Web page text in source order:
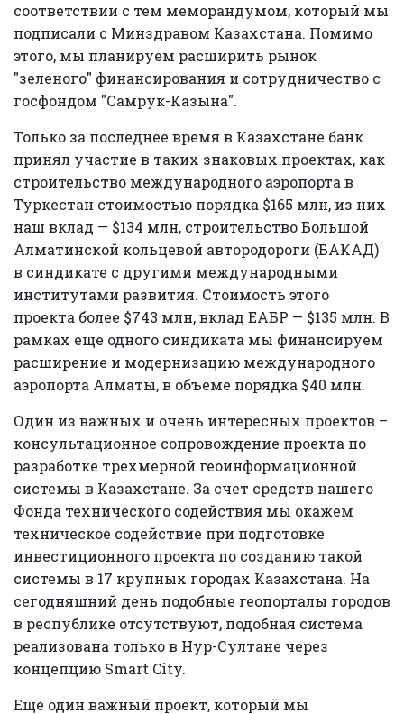
соответствии с тем меморандумом, который мы
подписали с Минздравом Казахстана. Помимо
этого, мы планируем расширить рынок
"зеленого" финансирования и сотрудничество с
госфондом "Самрук-Казына".
Только за последнее время в Казахстане банк
принял участие в таких знаковых проектах, как
строительство международного аэропорта в
Туркестан стоимостью порядка $165 млн, из них
наш вклад — $134 млн, строительство Большой
Алматинской кольцевой автородороги (БАКАД)
в синдикате с другими международными
институтами развития. Стоимость этого
проекта более $743 млн, вклад ЕАБР — $135 млн. В
рамках еще одного синдиката мы финансируем
расширение и модернизацию международного
аэропорта Алматы, в объеме порядка $40 млн.
Один из важных и очень интересных проектов –
консультационное сопровождение проекта по
разработке трехмерной геоинформационной
системы в Казахстане. За счет средств нашего
Фонда технического содействия мы окажем
техническое содействие при подготовке
инвестиционного проекта по созданию такой
системы в 17 крупных городах Казахстана. На
сегодняшний день подобные геопорталы городов
в республике отсутствуют, подобная система
реализована только в Нур-Султане через
концепцию Smart City.
Еще один важный проект, который мы